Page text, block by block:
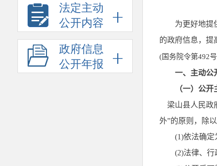
法定主动
公开内容
政府信息
公开年报